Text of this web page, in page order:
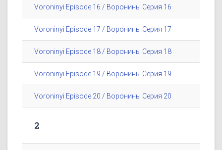
Voroninyi Episode 16 / Воронины Серия 16
Voroninyi Episode 17 / Воронины Серия 17
Voroninyi Episode 18 / Воронины Серия 18
Voroninyi Episode 19 / Воронины Серия 19
Voroninyi Episode 20 / Воронины Серия 20
2